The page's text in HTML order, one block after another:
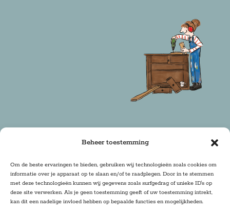
Beheer toestemming
Om de beste ervaringen te bieden, gebruiken wij technologieën zoals cookies om
informatie over je apparaat op te slaan en/of te raadplegen. Door in te stemmen
met deze technologieën kunnen wij gegevens zoals surfgedrag of unieke ID's op
deze site verwerken. Als je geen toestemming geeft of uw toestemming intrekt,
kan dit een nadelige invloed hebben op bepaalde functies en mogelijkheden.
Copyright 2025 Firma Zoethout | Design & Realisatie:
DRwebdesign